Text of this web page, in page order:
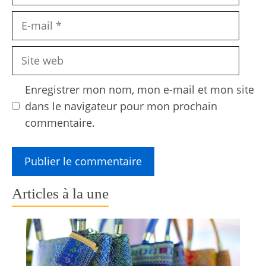
Site
Enregistrer mon nom, mon e-mail et mon site
dans le navigateur pour mon prochain
commentaire.
Articles à la une